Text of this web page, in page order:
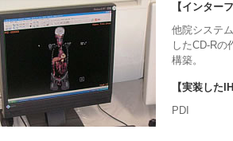
【インター
他院システ
したCD-R
構築。
【実装した
PDI